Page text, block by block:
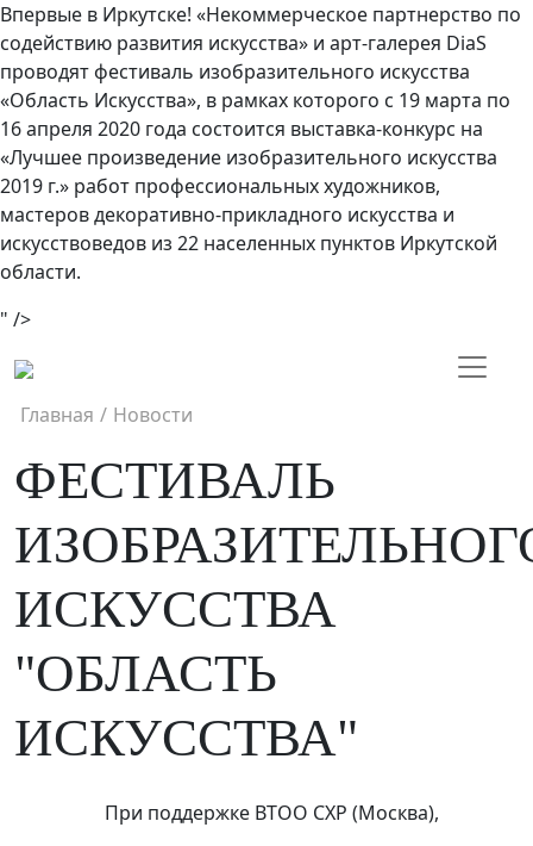
Впервые в Иркутске! «Некоммерческое партнерство по
содействию развития искусства» и арт-галерея DiaS
проводят фестиваль изобразительного искусства
«Область Искусства», в рамках которого с 19 марта по
16 апреля 2020 года состоится выставка-конкурс на
«Лучшее произведение изобразительного искусства
2019 г.» работ профессиональных художников,
мастеров декоративно-прикладного искусства и
искусствоведов из 22 населенных пунктов Иркутской
области.
" />
Главная / Новости
ФЕСТИВАЛЬ
ИСКУССТВА
"ОБЛАСТЬ
ИСКУССТВА"
При поддержке ВТОО СХР (Москва),